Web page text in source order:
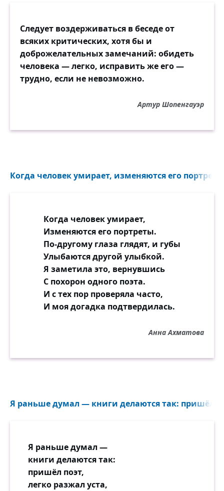
Следует воздерживаться в беседе от
всяких критических, хотя бы и
доброжелательных замечаний: обидеть
человека — легко, исправить же его —
трудно, если не невозможно.
Артур Шопенгауэр
Когда человек умирает, изменяются его
Когда человек умирает,
Изменяются его портреты.
По-другому глаза глядят, и губы
Улыбаются другой улыбкой.
Я заметила это, вернувшись
С похорон одного поэта.
И с тех пор проверяла часто,
И моя догадка подтвердилась.
Анна Ахматова
Я раньше думал — книги делаются так: пришёл
Я раньше думал —
книги делаются так:
пришёл поэт,
легко разжал уста,